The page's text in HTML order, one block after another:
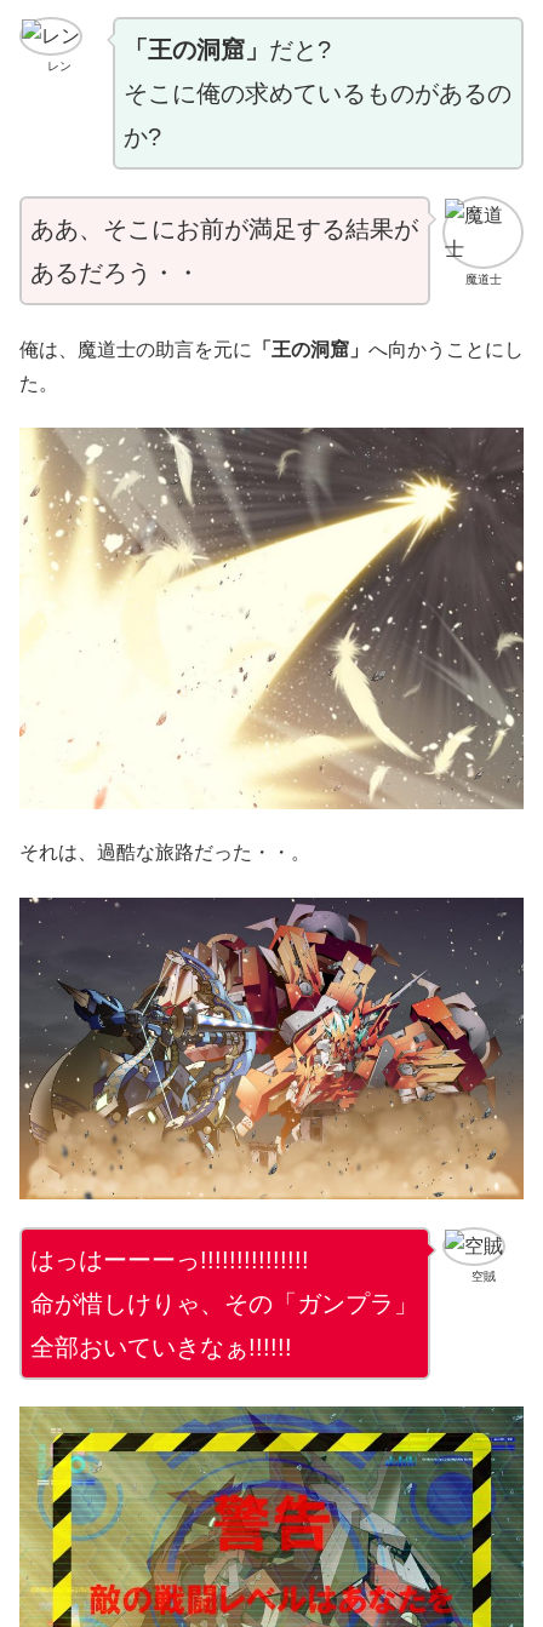
レン
「王の洞窟」 だと?
そこに俺の求めているものがあるの
か?
魔道士
ああ、そこにお前が満足する結果が
あるだろう・・
俺は、魔道士の助言を元に 「王の洞窟」 へ向かうことにし
た。
それは、過酷な旅路だった・・。
空賊
はっはーーーっ!!!!!!!!!!!!!!!
命が惜しけりゃ、その「ガンプラ」
全部おいていきなぁ!!!!!!